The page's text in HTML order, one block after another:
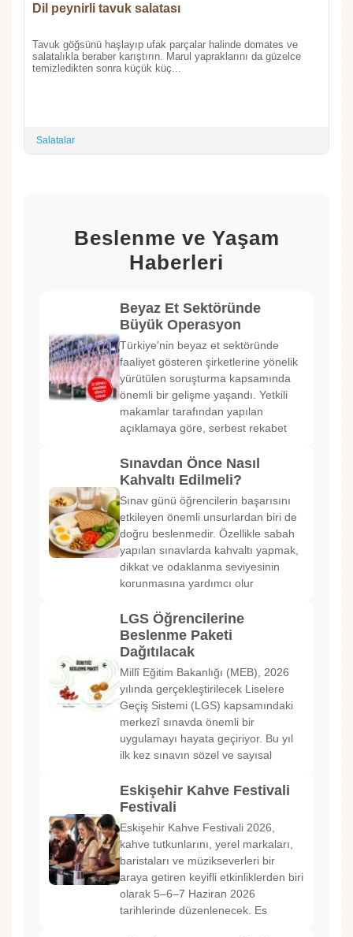
Dil peynirli tavuk salatası
Tavuk göğsünü haşlayıp ufak parçalar halinde domates ve
salatalıkla beraber karıştırın. Marul yapraklarını da güzelce
temizledikten sonra küçük küç...
Salatalar
Beslenme ve Yaşam
Haberleri
Beyaz Et Sektöründe
Büyük Operasyon
Türkiye'nin beyaz et sektöründe
faaliyet gösteren şirketlerine yönelik
yürütülen soruşturma kapsamında
önemli bir gelişme yaşandı. Yetkili
makamlar tarafından yapılan
açıklamaya göre, serbest rekabet
Sınavdan Önce Nasıl
Kahvaltı Edilmeli?
Sınav günü öğrencilerin başarısını
etkileyen önemli unsurlardan biri de
doğru beslenmedir. Özellikle sabah
yapılan sınavlarda kahvaltı yapmak,
dikkat ve odaklanma seviyesinin
korunmasına yardımcı olur
LGS Öğrencilerine
Beslenme Paketi
Dağıtılacak
Millî Eğitim Bakanlığı (MEB), 2026
yılında gerçekleştirilecek Liselere
Geçiş Sistemi (LGS) kapsamındaki
merkezî sınavda önemli bir
uygulamayı hayata geçiriyor. Bu yıl
ilk kez sınavın sözel ve sayısal
Eskişehir Kahve Festivali
Festivali
Eskişehir Kahve Festivali 2026,
kahve tutkunlarını, yerel markaları,
baristaları ve müzikseverleri bir
araya getiren keyifli etkinliklerden biri
olarak 5–6–7 Haziran 2026
tarihlerinde düzenlenecek. Es